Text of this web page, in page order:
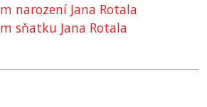
narození Jana Rotala
sňatku Jana Rotala